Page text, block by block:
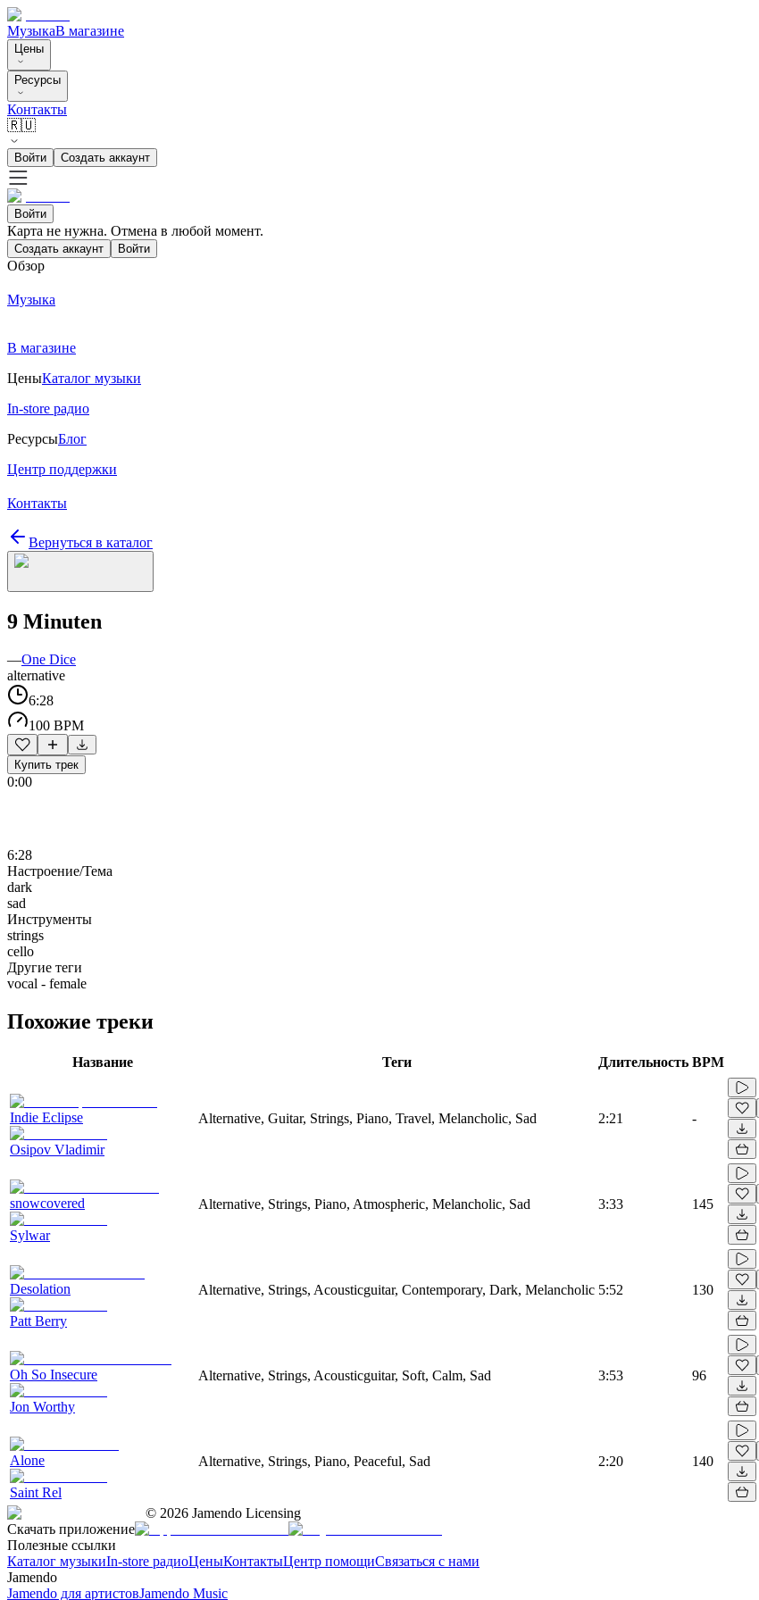
МузыкаВ магазине
Цены
Ресурсы
Контакты
🇷🇺
Войти Создать аккаунт
Войти
Карта не нужна. Отмена в любой момент.
Создать аккаунт Войти
Обзор
Музыка
В магазине
ЦеныКаталог музыки
In-store радио
РесурсыБлог
Центр поддержки
Контакты
Вернуться в каталог
9 Minuten
—One Dice
alternative
6:28
100 BPM
Купить трек
0:00
6:28
Настроение/Тема
dark
sad
Инструменты
strings
cello
Другие теги
vocal - female
Похожие треки
Название Теги Длительность BPM
Indie Eclipse
Osipov Vladimir
Alternative, Guitar, Strings, Piano, Travel, Melancholic, Sad 2:21 -
snowcovered
Sylwar
Alternative, Strings, Piano, Atmospheric, Melancholic, Sad 3:33 145
Desolation
Patt Berry
Alternative, Strings, Acousticguitar, Contemporary, Dark, Melancholic 5:52 130
Oh So Insecure
Jon Worthy
Alternative, Strings, Acousticguitar, Soft, Calm, Sad 3:53 96
Alone
Saint Rel
Alternative, Strings, Piano, Peaceful, Sad 2:20 140
© 2026 Jamendo Licensing
Скачать приложение
Полезные ссылки
Каталог музыкиIn-store радиоЦеныКонтактыЦентр помощиСвязаться с нами
Jamendo
Jamendo для артистовJamendo Music